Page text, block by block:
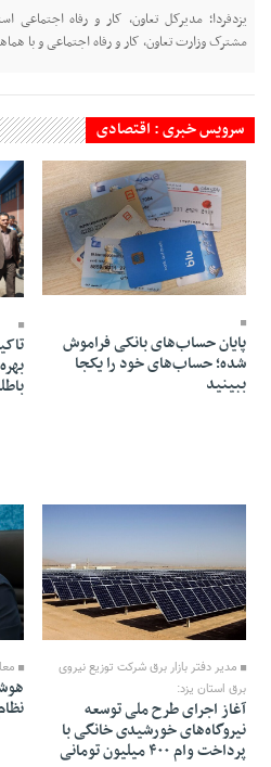
یزدفردا؛ مدیرکل تعاون، کار و رفاه اجتماعی
مشترک وزارت تعاون، کار و رفاه اجتماعی و با
سرویس خبری : اقتصادی
10 Mordad 1405 - 22:14
پایان حساب‌های بانکی فراموش
شده؛ حساب‌های خود را یکجا
ببینید
- 22:11
10 Mordad 1405 - 22:09
مدیر دفتر بازار برق شرکت توزیع نیروی
برق استان یزد:
آغاز اجرای طرح ملی توسعه
نیروگاه‌های خورشیدی خانگی با
پرداخت وام ۴۰۰ میلیون تومانی